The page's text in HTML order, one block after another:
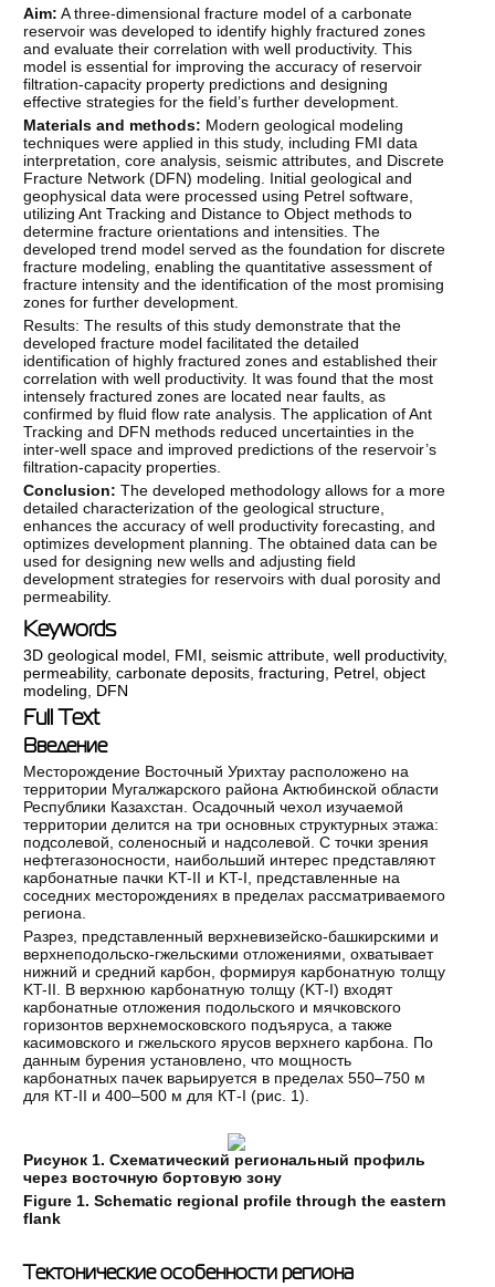
Aim: A three-dimensional fracture model of a carbonate
reservoir was developed to identify highly fractured zones
and evaluate their correlation with well productivity. This
model is essential for improving the accuracy of reservoir
filtration-capacity property predictions and designing
effective strategies for the field’s further development.
Materials and methods: Modern geological modeling
techniques were applied in this study, including FMI data
interpretation, core analysis, seismic attributes, and Discrete
Fracture Network (DFN) modeling. Initial geological and
geophysical data were processed using Petrel software,
utilizing Ant Tracking and Distance to Object methods to
determine fracture orientations and intensities. The
developed trend model served as the foundation for discrete
fracture modeling, enabling the quantitative assessment of
fracture intensity and the identification of the most promising
zones for further development.
Results: The results of this study demonstrate that the
developed fracture model facilitated the detailed
identification of highly fractured zones and established their
correlation with well productivity. It was found that the most
intensely fractured zones are located near faults, as
confirmed by fluid flow rate analysis. The application of Ant
Tracking and DFN methods reduced uncertainties in the
inter-well space and improved predictions of the reservoir’s
filtration-capacity properties.
Conclusion:The developed methodology allows for a more
detailed characterization of the geological structure,
enhances the accuracy of well productivity forecasting, and
optimizes development planning. The obtained data can be
used for designing new wells and adjusting field
development strategies for reservoirs with dual porosity and
permeability.
Keywords
3D geological model FMI ,seismic attribute ,well productivity,
permeability,carbonate deposits ,fracturing Petrel ,object
modeling
DFN
Full Text
Введение
Месторождение Восточный Урихтау расположено на
территории Мугалжарского района Актюбинской области
Республики Казахстан. Осадочный чехол изучаемой
территории делится на три основных структурных этажа:
подсолевой, соленосный и надсолевой. С точки зрения
нефтегазоносности, наибольший интерес представляют
карбонатные пачки KT-II и KT-I, представленные на
соседних месторождениях в пределах рассматриваемого
региона.
Разрез, представленный верхневизейско-башкирскими и
верхнеподольско-гжельскими отложениями, охватывает
нижний и средний карбон, формируя карбонатную толщу
KT-II. В верхнюю карбонатную толщу (KT-I) входят
карбонатные отложения подольского и мячковского
горизонтов верхнемосковского подъяруса, а также
касимовского и гжельского ярусов верхнего карбона. По
данным бурения установлено, что мощность
карбонатных пачек варьируется в пределах 550–750 м
для КТ-II и 400–500 м для КТ-I (рис. 1).
Рисунок 1. Схематический региональный профиль
через восточную бортовую зону
Figure 1. Schematic regional profile through the eastern
flank
Тектонические особенности региона